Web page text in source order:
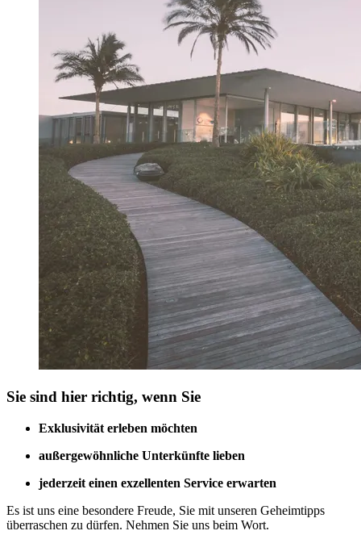
Sie sind hier richtig, wenn Sie
Exklusivität erleben möchten
außergewöhnliche Unterkünfte lieben
jederzeit einen exzellenten Service erwarten
Es ist uns eine besondere Freude, Sie mit unseren Geheimtipps
überraschen zu dürfen. Nehmen Sie uns beim Wort.